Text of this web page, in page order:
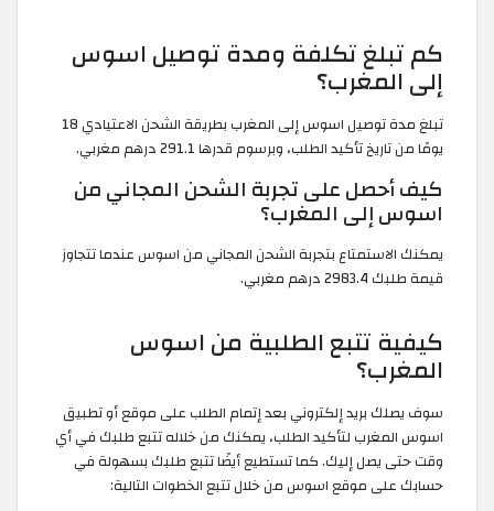
كم تبلغ تكلفة ومدة توصيل اسوس
إلى المغرب؟
تبلغ مدة توصيل اسوس إلى المغرب بطريقة الشحن الاعتيادي 18
يومًا من تاريخ تأكيد الطلب، وبرسوم قدرها 291.1 درهم مغربي.
كيف أحصل على تجربة الشحن المجاني من
اسوس إلى المغرب؟
يمكنك الاستمتاع بتجربة الشحن المجاني من اسوس عندما تتجاوز
قيمة طلبك 2983.4 درهم مغربي.
كيفية تتبع الطلبية من اسوس
المغرب؟
سوف يصلك بريد إلكتروني بعد إتمام الطلب على موقع أو تطبيق
اسوس المغرب لتأكيد الطلب، يمكنك من خلاله تتبع طلبك في أي
وقت حتى يصل إليك. كما تستطيع أيضًا تتبع طلبك بسهولة في
حسابك على موقع اسوس من خلال تتبع الخطوات التالية: